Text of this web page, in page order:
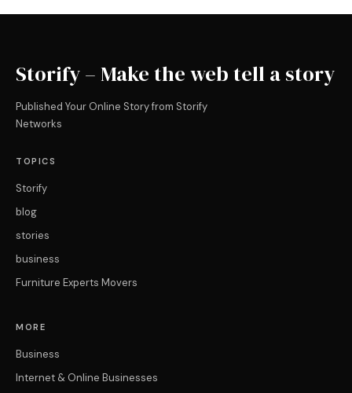
Storify – Make the web tell a story
Published Your Online Story from Storify
Networks
TOPICS
Storify
blog
stories
business
Furniture Experts Movers
MORE
Business
Internet & Online Businesses